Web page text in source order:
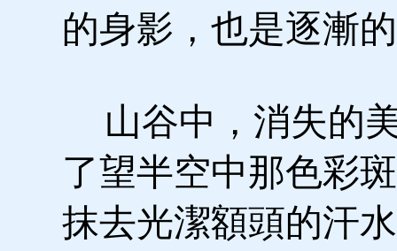
的身影，也是逐漸
山谷中，消失的
了望半空中那色彩
抹去光潔額頭的汗